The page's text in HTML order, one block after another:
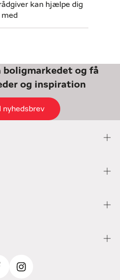
kan hjælpe dig
med
boligmarkedet og få
og inspiration
nyhedsbrev